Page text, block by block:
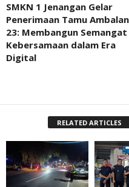
SMKN 1 Jenangan Gelar
Penerimaan Tamu Ambalan
23: Membangun Semangat
Kebersamaan dalam Era
Digital
RELATED ARTICLES